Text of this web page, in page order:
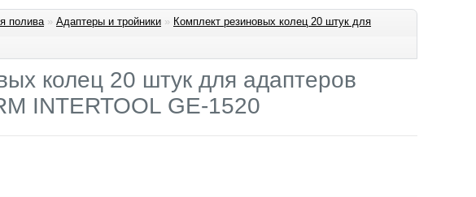
полива» Адаптеры и тройники » Комплект резиновых колец 20 штук для
колец 20 штук для адаптеров
INTERTOOL GE-1520